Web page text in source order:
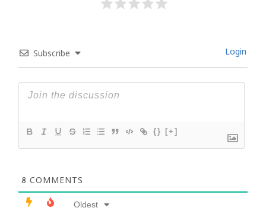
Subscribe Login
{} [+]
8 COMMENTS
Oldest